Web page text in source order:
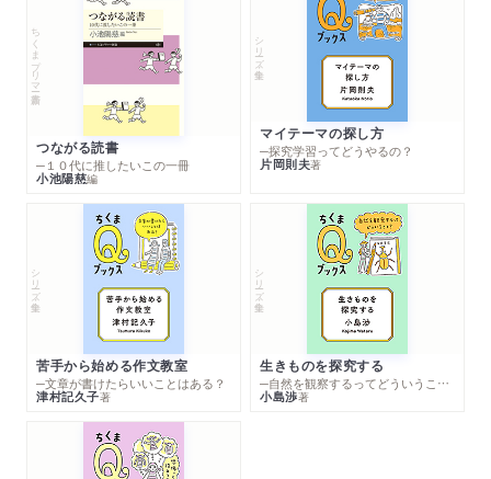
ちくまプリマー新書
つながる読書
─１０代に推したいこの一冊
小池陽慈編
シリーズ・全集
マイテーマの探し方
─探究学習ってどうやるの？
片岡則夫著
シリーズ・全集
苦手から始める作文教室
─文章が書けたらいいことはある？
津村記久子著
シリーズ・全集
生きものを探究する
─自然を観察するってどういうこと？
小島渉著